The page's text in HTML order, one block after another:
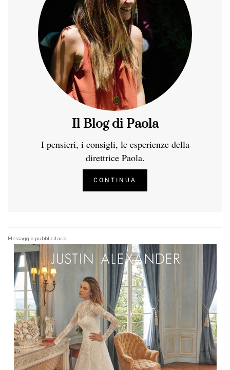
Il Blog di Paola
I pensieri, i consigli, le esperienze della
direttrice Paola.
CONTINUA
Messaggio pubblicitario